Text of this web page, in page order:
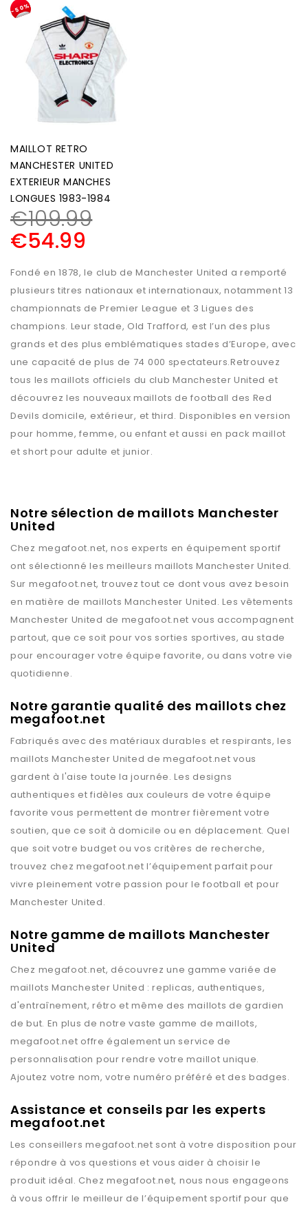
-50%
MAILLOT RETRO
MANCHESTER UNITED
EXTERIEUR MANCHES
LONGUES 1983-1984
€109.99
€54.99
Fondé en 1878, le club de Manchester United a remporté
plusieurs titres nationaux et internationaux, notamment 13
championnats de Premier League et 3 Ligues des
champions. Leur stade, Old Trafford, est l’un des plus
grands et des plus emblématiques stades d’Europe, avec
une capacité de plus de 74 000 spectateurs.Retrouvez
tous les maillots officiels du club Manchester United et
découvrez les nouveaux maillots de football des Red
Devils domicile, extérieur, et third. Disponibles en version
pour homme, femme, ou enfant et aussi en pack maillot
et short pour adulte et junior.
Notre sélection de maillots Manchester
United
Chez megafoot.net, nos experts en équipement sportif
ont sélectionné les meilleurs maillotsManchester United.
Sur megafoot.net, trouvez tout ce dont vous avez besoin
en matière de maillotsManchester United. Les vêtements
Manchester United de megafoot.net vous accompagnent
partout, que ce soit pour vos sorties sportives, au stade
pour encourager votre équipe favorite, ou dans votre vie
quotidienne.
Notre garantie qualité des maillots chez
megafoot.net
Fabriqués avec des matériaux durables et respirants, les
maillotsManchester United demegafoot.net vous
gardent à l'aise toute la journée. Les designs
authentiques et fidèles aux couleurs de votre équipe
favorite vous permettent de montrer fièrement votre
soutien, que ce soit à domicile ou en déplacement. Quel
que soit votre budget ou vos critères de recherche,
trouvez chezmegafoot.net l’équipement parfait pour
vivre pleinement votre passion pour le football et pour
Manchester United.
Notre gamme de maillots Manchester
United
Chez megafoot.net, découvrez une gamme variée de
maillotsManchester United : replicas, authentiques,
d'entraînement, rétro et même des maillots de gardien
de but. En plus de notre vaste gamme de maillots,
megafoot.net offre également un service de
personnalisation pour rendre votre maillot unique.
Ajoutez votre nom, votre numéro préféré et des badges.
Assistance et conseils par les experts
megafoot.net
Les conseillersmegafoot.net sont à votre disposition pour
répondre à vos questions et vous aider à choisir le
produit idéal. Chez megafoot.net, nous nous engageons
à vous offrir le meilleur de l’équipement sportif pour que